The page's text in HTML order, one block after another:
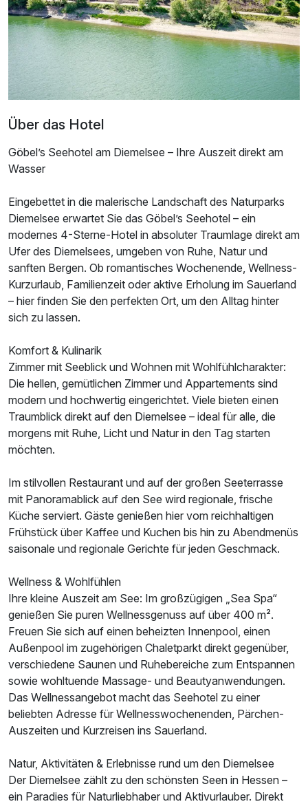
Ausstattung
Zusatznächte
Für 3 Tage
Doppelzimmer Seeseite
2 Erwachsene und 1 Kind
Zusatznächte
Über das Hotel
Göbel’s Seehotel am Diemelsee – Ihre Auszeit direkt am
Wasser
Eingebettet in die malerische Landschaft des Naturparks
Diemelsee erwartet Sie das Göbel’s Seehotel – ein
modernes 4-Sterne-Hotel in absoluter Traumlage direkt am
Ufer des Diemelsees, umgeben von Ruhe, Natur und
sanften Bergen. Ob romantisches Wochenende, Wellness-
Kurzurlaub, Familienzeit oder aktive Erholung im Sauerland
– hier finden Sie den perfekten Ort, um den Alltag hinter
sich zu lassen.
Komfort & Kulinarik
Zimmer mit Seeblick und Wohnen mit Wohlfühlcharakter:
Die hellen, gemütlichen Zimmer und Appartements sind
modern und hochwertig eingerichtet. Viele bieten einen
Traumblick direkt auf den Diemelsee – ideal für alle, die
morgens mit Ruhe, Licht und Natur in den Tag starten
möchten.
Im stilvollen Restaurant und auf der großen Seeterrasse
mit Panoramablick auf den See wird regionale, frische
Küche serviert. Gäste genießen hier vom reichhaltigen
Frühstück über Kaffee und Kuchen bis hin zu Abendmenüs
saisonale und regionale Gerichte für jeden Geschmack.
Wellness & Wohlfühlen
Ihre kleine Auszeit am See: Im großzügigen „Sea Spa“
genießen Sie puren Wellnessgenuss auf über 400 m².
Freuen Sie sich auf einen beheizten Innenpool, einen
Außenpool im zugehörigen Chaletparkt direkt gegenüber,
verschiedene Saunen und Ruhebereiche zum Entspannen
sowie wohltuende Massage- und Beautyanwendungen.
Das Wellnessangebot macht das Seehotel zu einer
beliebten Adresse für Wellnesswochenenden, Pärchen-
Auszeiten und Kurzreisen ins Sauerland.
Natur, Aktivitäten & Erlebnisse rund um den Diemelsee
Der Diemelsee zählt zu den schönsten Seen in Hessen –
ein Paradies für Naturliebhaber und Aktivurlauber. Direkt